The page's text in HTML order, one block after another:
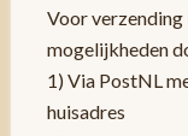
Voor verzending
mogelijkheden
1) Via PostNL
huisadres